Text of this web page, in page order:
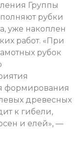
Группы
рубки
уже накоплен
работ. «При
рубок
формирования
древесных
к гибели,
и елей», —